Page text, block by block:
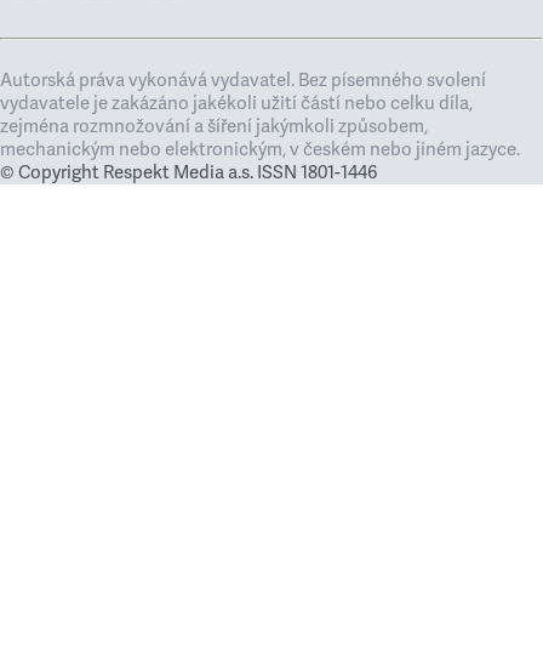
Autorská práva vykonává vydavatel. Bez písemného svolení
vydavatele je zakázáno jakékoli užití částí nebo celku díla,
zejména rozmnožování a šíření jakýmkoli způsobem,
mechanickým nebo elektronickým, v českém nebo jiném jazyce.
© Copyright Respekt Media a.s. ISSN 1801-1446